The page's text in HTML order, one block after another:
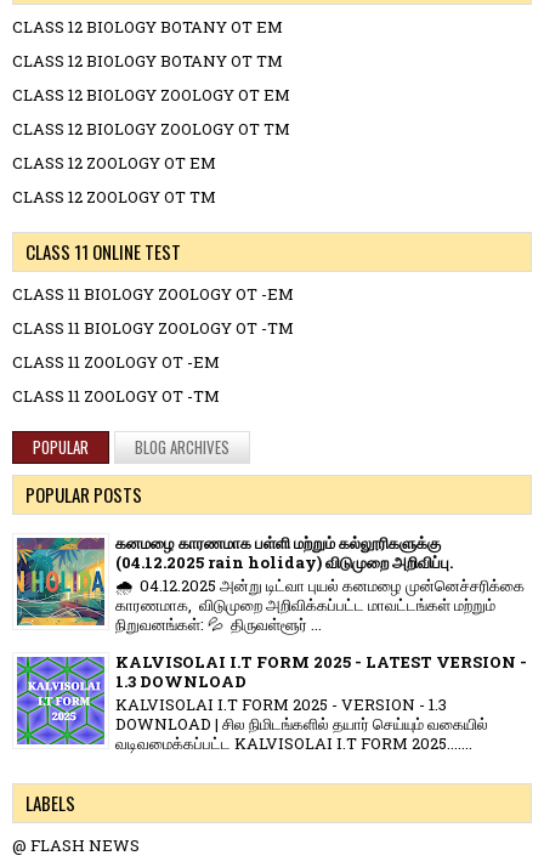
CLASS 12 BIOLOGY BOTANY OT EM
CLASS 12 BIOLOGY BOTANY OT TM
CLASS 12 BIOLOGY ZOOLOGY OT EM
CLASS 12 BIOLOGY ZOOLOGY OT TM
CLASS 12 ZOOLOGY OT EM
CLASS 12 ZOOLOGY OT TM
CLASS 11 ONLINE TEST
CLASS 11 BIOLOGY ZOOLOGY OT -EM
CLASS 11 BIOLOGY ZOOLOGY OT -TM
CLASS 11 ZOOLOGY OT -EM
CLASS 11 ZOOLOGY OT -TM
POPULAR BLOG ARCHIVES
POPULAR POSTS
கனமழை காரணமாக பள்ளி மற்றும் கல்லூரிகளுக்கு
(04.12.2025 rain holiday) விடுமுறை அறிவிப்பு.
🌧️ 04.12.2025 அன்று டிட்வா புயல் கனமழை முன்னெச்சரிக்கை
காரணமாக, விடுமுறை அறிவிக்கப்பட்ட மாவட்டங்கள் மற்றும்
நிறுவனங்கள்: 💦 திருவள்ளூர் ...
KALVISOLAI I.T FORM 2025 - LATEST VERSION -
1.3 DOWNLOAD
KALVISOLAI I.T FORM 2025 - VERSION - 1.3
DOWNLOAD | சில நிமிடங்களில் தயார் செய்யும் வகையில்
வடிவமைக்கப்பட்ட KALVISOLAI I.T FORM 2025.......
LABELS
@ FLASH NEWS